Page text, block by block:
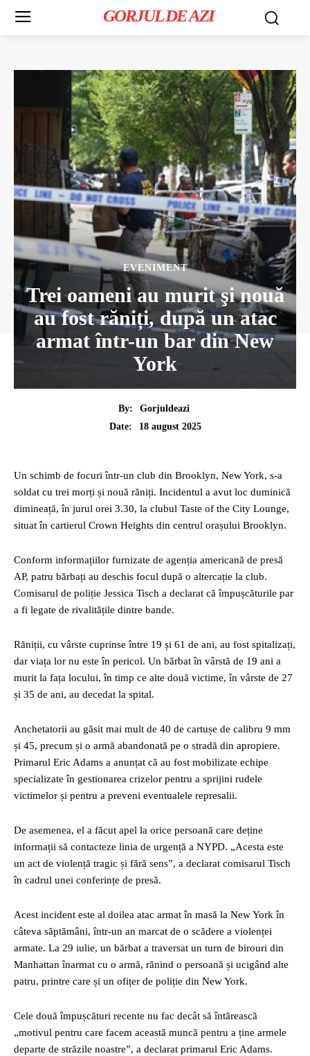
GORJUL DE AZI
EVENIMENT
Trei oameni au murit şi nouă
au fost răniți, după un atac
armat într-un bar din New
York
By:
Gorjuldeazi
Date:
18 august 2025
Un schimb de focuri într-un club din Brooklyn, New York, s-a
soldat cu trei morți și nouă răniți. Incidentul a avut loc duminică
dimineață, în jurul orei 3.30, la clubul Taste of the City Lounge,
situat în cartierul Crown Heights din centrul orașului Brooklyn.
Conform informațiilor furnizate de agenția americană de presă
AP, patru bărbați au deschis focul după o altercație la club.
Comisarul de poliție Jessica Tisch a declarat că împușcăturile par
a fi legate de rivalitățile dintre bande.
Răniții, cu vârste cuprinse între 19 și 61 de ani, au fost spitalizați,
dar viața lor nu este în pericol. Un bărbat în vârstă de 19 ani a
murit la fața locului, în timp ce alte două victime, în vârste de 27
și 35 de ani, au decedat la spital.
Anchetatorii au găsit mai mult de 40 de cartușe de calibru 9 mm
și 45, precum și o armă abandonată pe o stradă din apropiere.
Primarul Eric Adams a anunțat că au fost mobilizate echipe
specializate în gestionarea crizelor pentru a sprijini rudele
victimelor și pentru a preveni eventualele represalii.
De asemenea, el a făcut apel la orice persoană care deține
informații să contacteze linia de urgență a NYPD. „Acesta este
un act de violență tragic și fără sens”, a declarat comisarul Tisch
în cadrul unei conferințe de presă.
Acest incident este al doilea atac armat în masă la New York în
câteva săptămâni, într-un an marcat de o scădere a violenței
armate. La 29 iulie, un bărbat a traversat un turn de birouri din
Manhattan înarmat cu o armă, rănind o persoană și ucigând alte
patru, printre care și un ofițer de poliție din New York.
Cele două împușcături recente nu fac decât să întărească
„motivul pentru care facem această muncă pentru a ține armele
departe de străzile noastre”, a declarat primarul Eric Adams.